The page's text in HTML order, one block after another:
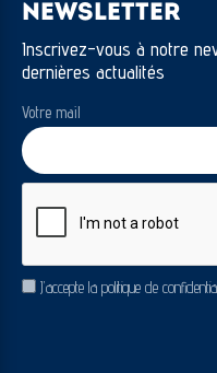
NEWSLETTER
Inscrivez-vous à notre
dernières actualités
Votre mail
RGPDJ’accepte la politique de